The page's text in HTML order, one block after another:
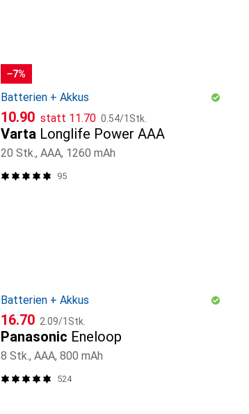
−7%
Batterien + Akkus
CHF
10.90 statt CHF
11.70 CHF
0.54/1Stk.
Varta Longlife Power AAA
20 Stk., AAA, 1260 mAh
95
Batterien + Akkus
CHF
16.70 CHF
2.09/1Stk.
Panasonic Eneloop
8 Stk., AAA, 800 mAh
524